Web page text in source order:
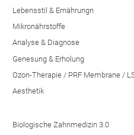
Lebensstil & Ernährungn
Mikronährstoffe
Analyse & Diagnose
Genesung & Erholung
Ozon-Therapie / PRF Membrane /
Aesthetik
Biologische Zahnmedizin 3.0